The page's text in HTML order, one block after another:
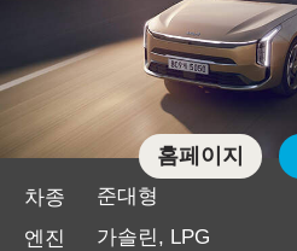
차종
준대형
엔진
가솔린, LPG
홈페이지